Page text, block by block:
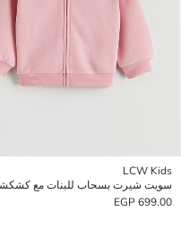
LCW Kids
سويت شيرت بسحاب للبنات مع
699.00 EGP